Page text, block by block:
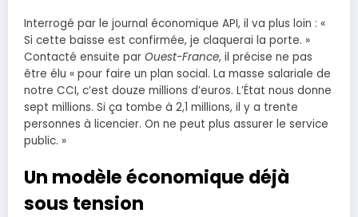
Interrogé par le journal économique API, il va plus loin : «
Si cette baisse est confirmée, je claquerai la porte. »
Contacté ensuite par Ouest-France, il précise ne pas
être élu « pour faire un plan social. La masse salariale de
notre CCI, c’est douze millions d’euros. L’État nous donne
sept millions. Si ça tombe à 2,1 millions, il y a trente
personnes à licencier. On ne peut plus assurer le service
public. »
Un modèle économique déjà
sous tension